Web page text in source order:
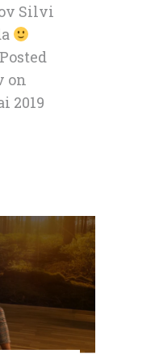
Silvi
on
2019